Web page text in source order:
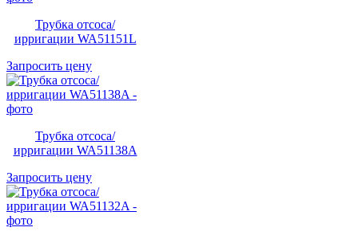
Трубка отсоса/
ирригации WA51151L
Запросить цену
Трубка отсоса/
ирригации WA51138A
Запросить цену